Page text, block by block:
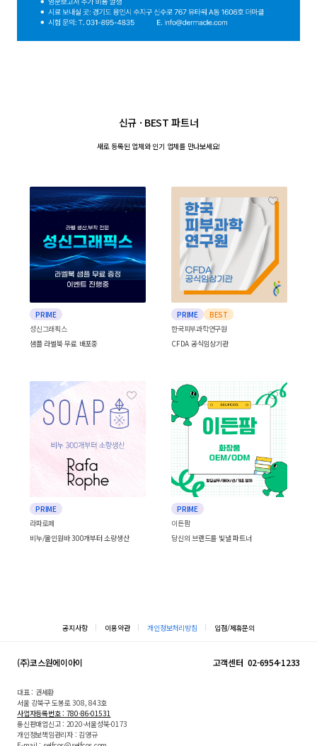
신규 · BEST 파트너
새로 등록된 업체와인기 업체를 만나보세요!
PRIME
성신그래픽스
샘플 라벨북 무료 배포중
PRIME
BEST
한국피부과학연구원
CFDA 공식임상기관
PRIME
라파로페
비누/올인원바 300개부터 소량생산
PRIME
이든팜
당신의 브랜드를 빛낼 파트너
공지사항 이용약관 개인정보처리방침 입점/제휴문의
(주)코스원에이아이
대표 : 권세환
서울 강북구 도봉로 308, 843호
사업자등록번호 : 780-86-01531
통신판매업신고 : 2020-서울성북-0173
개인정보책임관리자 : 김영규
고객센터 02-6954-1233